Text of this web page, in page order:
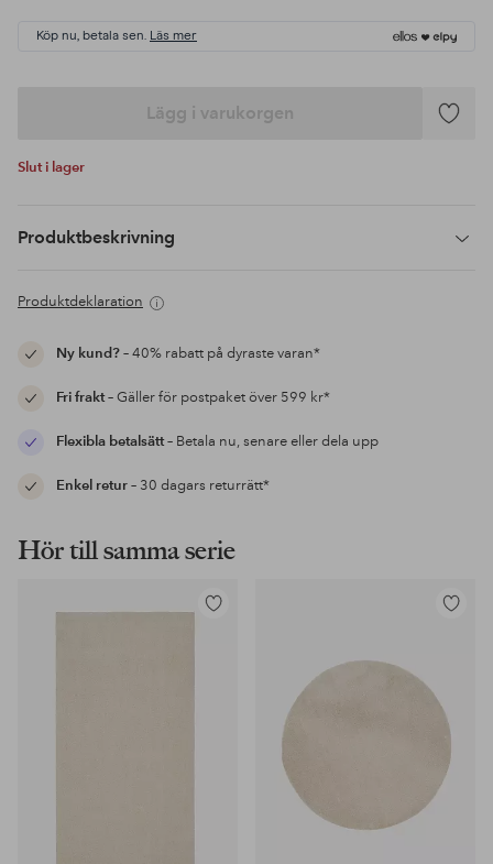
Köp nu, betala sen. Läs mer
Lägg i varukorgen
Lägg
Slut i lager
Produktbeskrivning
Produktdeklaration
Ny kund?– 40% rabatt på dyraste varan*
Fri frakt– Gäller för postpaket över 599 kr*
Flexibla betalsätt– Betala nu, senare eller dela upp
Enkel retur– 30 dagars returrätt*
Hör till samma serie
Lägg
Lägg